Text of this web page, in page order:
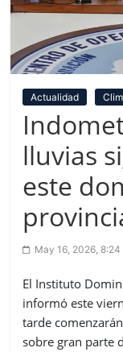
Actualidad
lluvias
este
May 16, 2026, 8:24
El Instituto
informó este
tarde
sobre gran parte